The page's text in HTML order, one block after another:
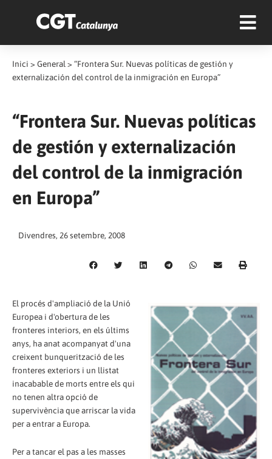
Inici > General > “Frontera Sur. Nuevas políticas de gestión y
externalización del control de la inmigración en Europa”
“Frontera Sur. Nuevas políticas
de gestión y externalización
del control de la inmigración
en Europa”
Divendres, 26 setembre, 2008
El procés d'ampliació de la Unió
Europea i d'obertura de les
fronteres interiors, en els últims
anys, ha anat acompanyat d'una
creixent bunquerització de les
fronteres exteriors i un llistat
inacabable de morts entre els qui
no tenen altra opció de
supervivència que arriscar la vida
per a entrar a Europa.
Per a tancar el pas a les masses